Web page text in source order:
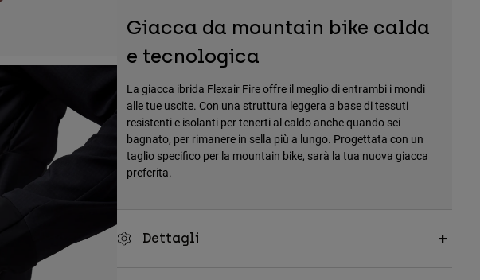
Giacca da mountain bike calda
e tecnologica
La giacca ibrida Flexair Fire offre il meglio di entrambi i mondi
alle tue uscite. Con una struttura leggera a base di tessuti
resistenti e isolanti per tenerti al caldo anche quando sei
bagnato, per rimanere in sella più a lungo. Progettata con un
taglio specifico per la mountain bike, sarà la tua nuova giacca
preferita.
Dettagli